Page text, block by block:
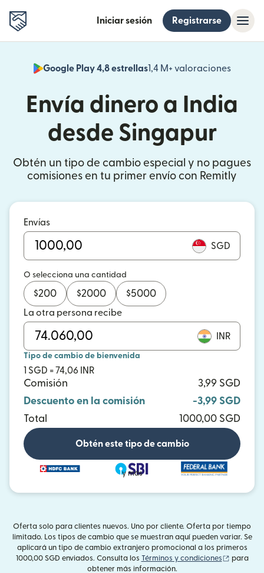
Iniciar sesión Registrarse
Google Play 4,8 estrellas1,4 M+ valoraciones
(se
Envía dinero a India
desde Singapur
Obtén un tipo de cambio especial y no pagues
comisiones en tu primer envío con Remitly
Envías
SGD
O selecciona una cantidad
$200 $2000 $5000
La otra persona recibe
INR
Tipo de cambio de bienvenida
1 SGD = 74,06 INR
Comisión
3,99 SGD
Descuento en la comisión
-3,99 SGD
Total
1000,00 SGD
Obtén este tipo de cambio
y más
Oferta solo para clientes nuevos. Uno por cliente. Oferta por tiempo
limitado. Los tipos de cambio que se muestran aquí pueden variar. Se
aplicará un tipo de cambio extranjero promocional a los primeros
1000,00 SGD enviados. Consulta los Términos y condiciones (se abre
para
obtener más información.